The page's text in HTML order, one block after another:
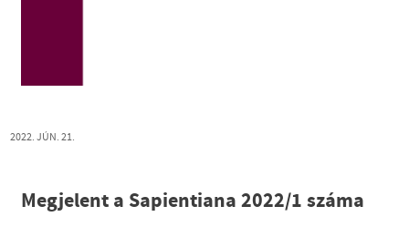
2022. JÚN. 21.
Megjelent a Sapientiana 2022/1 száma